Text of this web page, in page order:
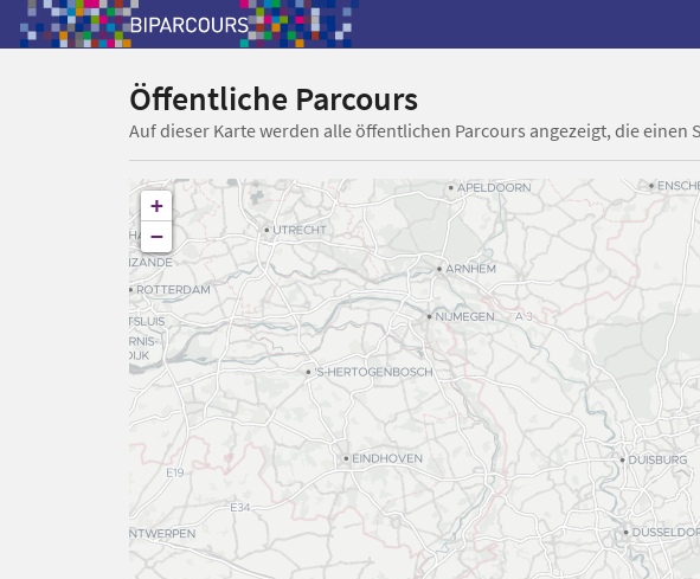
Öffentliche Parcours
Auf dieser Karte werden alle öffentlichen Parcours angezeigt, die einen
+
−